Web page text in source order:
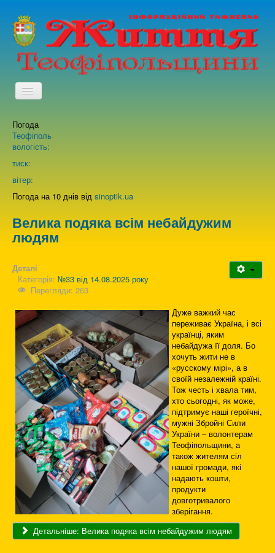
TPL_PROTOSTAR_TOGGLE_MENU
Про нас
Зворотній зв'язок
Погода
Теофіполь
вологість:
тиск:
вітер:
Погода на 10 днів від sinoptik.ua
Велика подяка всім небайдужим
людям
Деталі
Категорія: №33 від 14.08.2025 року
Перегляди: 263
Дуже важкий час
переживає Україна, і всі
українці, яким
небайдужа її доля. Бо
хочуть жити не в
«русскому мірі», а в
своїй незалежній країні.
Тож честь і хвала тим,
хто сьогодні, як може,
підтримує наші героїчні,
мужні Збройні Сили
України – волонтерам
Теофіпольщини, а
також жителям сіл
нашої громади, які
надають кошти,
продукти
довготривалого
зберігання.
Детальніше: Велика подяка всім небайдужим людям